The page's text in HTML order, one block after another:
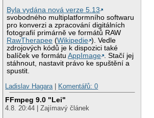
Byla vydána nová verze 5.13
svobodného multiplatformního softwaru
pro konverzi a zpracování digitálních
fotografií primárně ve formátů RAW
RawTherapee (Wikipedie ). Vedle
zdrojových kódů je k dispozici také
balíček ve formátuAppImage . Stačí jej
stáhnout, nastavit právo ke spuštění a
spustit.
Ladislav Hagara| Komentářů: 0
FFmpeg 9.0 "Lei"
4.8. 20:44 | Zajímavý článek